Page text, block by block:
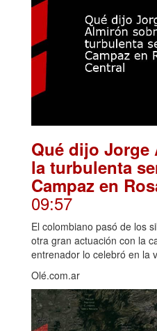
Qué dijo
la turbulenta
Campaz en
09:57
El colombiano pasó de los
otra gran actuación con la
entrenador lo celebró en la
Olé.com.ar